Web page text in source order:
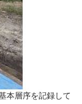
本層序を記録して